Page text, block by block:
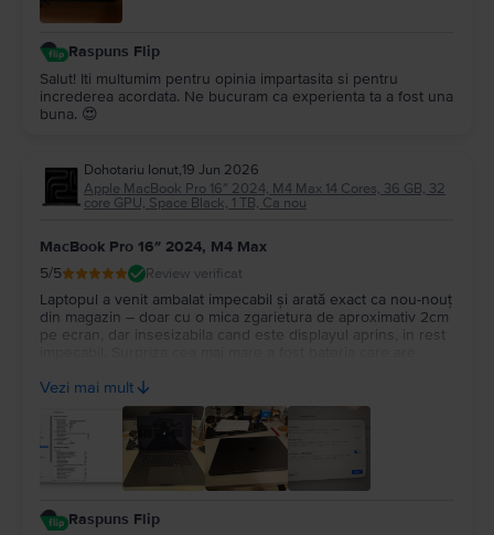
Raspuns Flip
Salut! Iti multumim pentru opinia impartasita si pentru
increderea acordata. Ne bucuram ca experienta ta a fost una
buna. 😍
Dohotariu Ionut,19 Jun 2026
Apple MacBook Pro 16″ 2024, M4 Max 14 Cores, 36 GB, 32
core GPU, Space Black, 1 TB, Ca nou
MacBook Pro 16″ 2024, M4 Max
5/5 Review verificat
Laptopul a venit ambalat impecabil și arată exact ca nou-nouț
din magazin – doar cu o mica zgarietura de aproximativ 2cm
pe ecran, dar insesizabila cand este displayul aprins, in rest
sufletul, chiar fac treabă serioasă!
Vezi mai mult
Raspuns Flip